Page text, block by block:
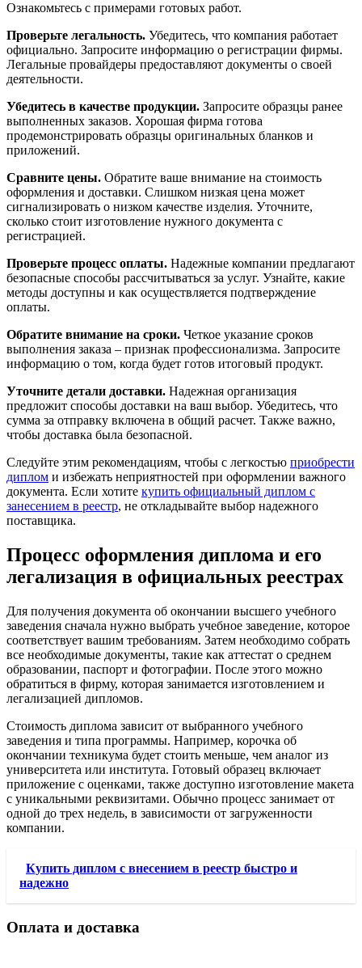
Ознакомьтесь с примерами готовых работ.
Проверьте легальность. Убедитесь, что компания работает
официально. Запросите информацию о регистрации фирмы.
Легальные провайдеры предоставляют документы о своей
деятельности.
Убедитесь в качестве продукции. Запросите образцы ранее
выполненных заказов. Хорошая фирма готова
продемонстрировать образцы оригинальных бланков и
приложений.
Сравните цены. Обратите ваше внимание на стоимость
оформления и доставки. Слишком низкая цена может
сигнализировать о низком качестве изделия. Уточните,
сколько стоит изготовление нужного документа с
регистрацией.
Проверьте процесс оплаты. Надежные компании предлагают
безопасные способы рассчитываться за услуг. Узнайте, какие
методы доступны и как осуществляется подтверждение
оплаты.
Обратите внимание на сроки. Четкое указание сроков
выполнения заказа – признак профессионализма. Запросите
информацию о том, когда будет готов итоговый продукт.
Уточните детали доставки. Надежная организация
предложит способы доставки на ваш выбор. Убедитесь, что
сумма за отправку включена в общий расчет. Также важно,
чтобы доставка была безопасной.
Следуйте этим рекомендациям, чтобы с легкостью приобрести
диплом и избежать неприятностей при оформлении важного
документа. Если хотите купить официальный диплом с
занесением в реестр, не откладывайте выбор надежного
поставщика.
Процесс оформления диплома и его
легализация в официальных реестрах
Для получения документа об окончании высшего учебного
заведения сначала нужно выбрать учебное заведение, которое
соответствует вашим требованиям. Затем необходимо собрать
все необходимые документы, такие как аттестат о среднем
образовании, паспорт и фотографии. После этого можно
обратиться в фирму, которая занимается изготовлением и
легализацией дипломов.
Стоимость диплома зависит от выбранного учебного
заведения и типа программы. Например, корочка об
окончании техникума будет стоить меньше, чем аналог из
университета или института. Готовый образец включает
приложение с оценками, также доступно изготовление макета
с уникальными реквизитами. Обычно процесс занимает от
одной до трех недель, в зависимости от загруженности
компании.
Купить диплом с внесением в реестр быстро и
надежно
Оплата и доставка